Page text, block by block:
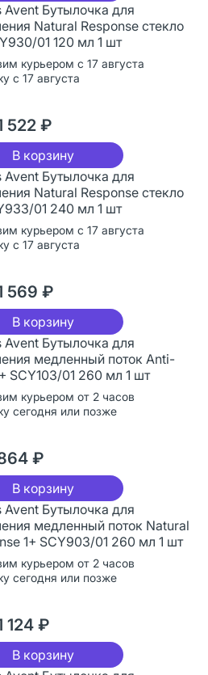
Avent Бутылочка для
Natural Response стекло
01 120 мл 1 шт
курьером с 17 августа
с 17 августа
522 ₽
В корзину
Avent Бутылочка для
Natural Response стекло
01 240 мл 1 шт
курьером с 17 августа
с 17 августа
569 ₽
В корзину
Avent Бутылочка для
медленный поток Anti-
SCY103/01 260 мл 1 шт
курьером от 2 часов
сегодня или позже
₽
В корзину
Avent Бутылочка для
медленный поток Natural
1+ SCY903/01 260 мл 1 шт
курьером от 2 часов
сегодня или позже
124 ₽
В корзину